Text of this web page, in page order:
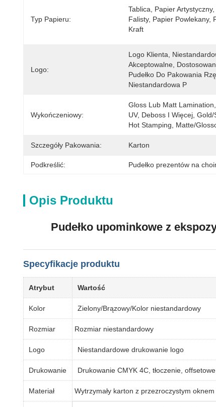
Typ Papieru:
Tablica, Papier Artystyczny,
Falisty, Papier Powlekany,
Kraft
Logo:
Logo Klienta,
Akceptowalne,
Pudełko Do Pakowania
Niestandardowa P
Wykończeniowy:
Gloss Lub Matt
UV, Deboss I Więcej, Gold/
Hot Stamping, Matte/
Szczegóły Pakowania: Karton
Podkreślić: Pudełko prezentów na
Opis Produktu
Pudełko upominkowe z
Specyfikacje produktu
Atrybut Wartość
Kolor Zielony/Brązowy/Kolor niestandardowy
Rozmiar Rozmiar niestandardowy
Logo Niestandardowe drukowanie logo
Drukowanie Drukowanie CMYK 4C, tłoczenie,
Materiał Wytrzymały karton z przezroczystym oknem